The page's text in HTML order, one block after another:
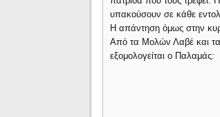
υπακούσουν σε κάθε
Η απάντηση όμως στην
Από τα Μολών Λαβέ και
εξομολογείται ο Παλαμάς: